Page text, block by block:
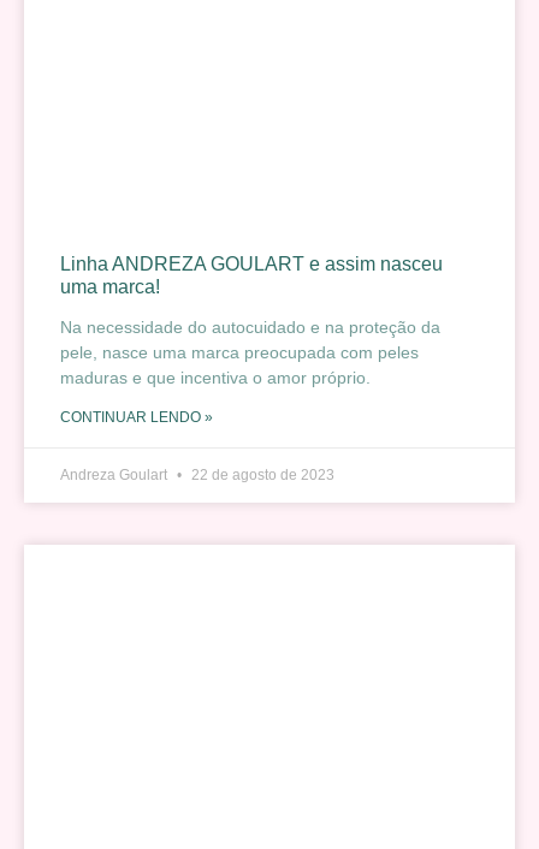
Linha ANDREZA GOULART e assim nasceu
uma marca!
Na necessidade do autocuidado e na proteção da
pele, nasce uma marca preocupada com peles
maduras e que incentiva o amor próprio.
CONTINUAR LENDO »
Andreza Goulart 22 de agosto de 2023